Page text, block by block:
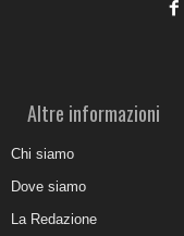
Altre informazioni
Chi siamo
Dove siamo
La Redazione